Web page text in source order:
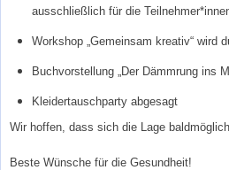
ausschließlich für die
Workshop „Gemeinsam kreativ“ wird
Buchvorstellung „Der Dämmrung ins
Kleidertauschparty abgesagt
Wir hoffen, dass sich die Lage
Beste Wünsche für die Gesundheit!